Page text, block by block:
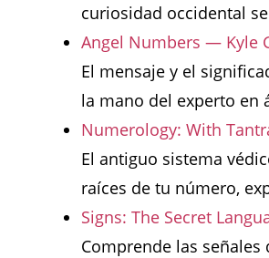
curiosidad occidental
Angel Numbers — Kyle
El mensaje y el
la mano del experto en
Numerology: With
El antiguo sistema
raíces de tu número,
Signs: The Secret
Comprende las